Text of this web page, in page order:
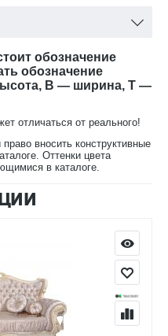
обозначение
обозначение
B — ширина, T —
отличаться от реального!
вносить конструктивные
Оттенки цвета
в каталоге.